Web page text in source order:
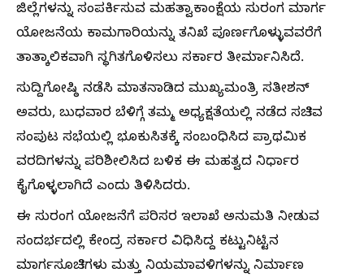
ಜಿಲ್ಲೆಗಳನ್ನು ಸಂಪರ್ಕಿಸುವ ಮಹತ್ವಾಕಾಂಕ್ಷೆಯ ಸುರಂಗ ಮಾರ್ಗ
ಯೋಜನೆಯ ಕಾಮಗಾರಿಯನ್ನು ತನಿಖೆ ಪೂರ್ಣಗೊಳ್ಳುವವರೆಗೆ
ತಾತ್ಕಾಲಿಕವಾಗಿ ಸ್ಥಗಿತಗೊಳಿಸಲು ಸರ್ಕಾರ ತೀರ್ಮಾನಿಸಿದೆ.
ಸುದ್ದಿಗೋಷ್ಠಿ ನಡೆಸಿ ಮಾತನಾಡಿದ ಮುಖ್ಯಮಂತ್ರಿ ಸತೀಶನ್
ಅವರು, ಬುಧವಾರ ಬೆಳಿಗ್ಗೆ ತಮ್ಮ ಅಧ್ಯಕ್ಷತೆಯಲ್ಲಿ ನಡೆದ ಸಚಿವ
ಸಂಪುಟ ಸಭೆಯಲ್ಲಿ ಭೂಕುಸಿತಕ್ಕೆ ಸಂಬಂಧಿಸಿದ ಪ್ರಾಥಮಿಕ
ವರದಿಗಳನ್ನು ಪರಿಶೀಲಿಸಿದ ಬಳಿಕ ಈ ಮಹತ್ವದ ನಿರ್ಧಾರ
ಕೈಗೊಳ್ಳಲಾಗಿದೆ ಎಂದು ತಿಳಿಸಿದರು.
ಈ ಸುರಂಗ ಯೋಜನೆಗೆ ಪರಿಸರ ಇಲಾಖೆ ಅನುಮತಿ ನೀಡುವ
ಸಂದರ್ಭದಲ್ಲಿ ಕೇಂದ್ರ ಸರ್ಕಾರ ವಿಧಿಸಿದ್ದ ಕಟ್ಟುನಿಟ್ಟಿನ
ಮಾರ್ಗಸೂಚಿಗಳು ಮತ್ತು ನಿಯಮಾವಳಿಗಳನ್ನು ನಿರ್ಮಾಣ